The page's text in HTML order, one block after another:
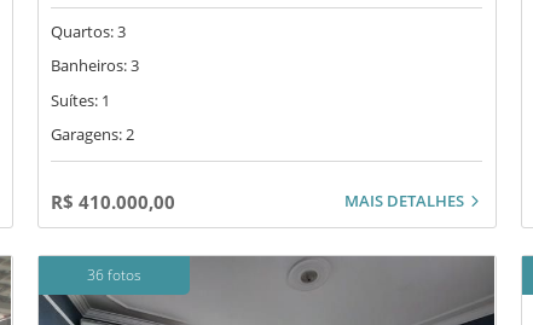
Quartos: 3
Banheiros: 3
Suítes: 1
Garagens: 2
R$ 410.000,00 MAIS DETALHES
36 fotos